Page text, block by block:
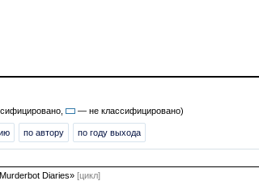
— не классифицировано)
по автору по году выхода
Diaries» [цикл]